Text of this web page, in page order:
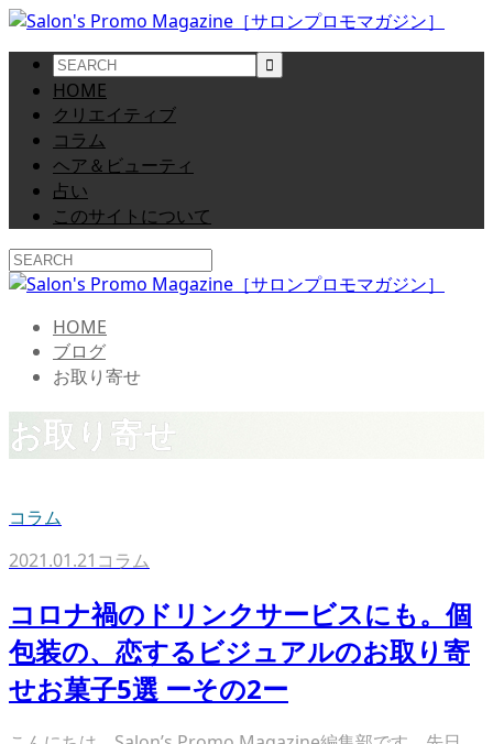
HOME
クリエイティブ
コラム
ヘア＆ビューティ
占い
このサイトについて
HOME
ブログ
お取り寄せ
お取り寄せ
コラム
2021.01.21 コラム
コロナ禍のドリンクサービスにも。個
包装の、恋するビジュアルのお取り寄
せお菓子5選 ーその2ー